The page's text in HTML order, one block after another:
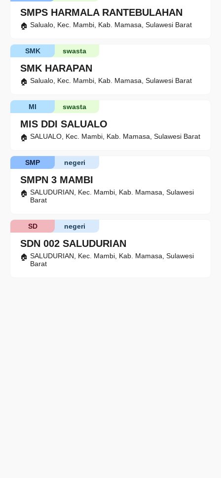
SMPS HARMALA RANTEBULAHAN
Salualo, Kec. Mambi, Kab. Mamasa, Sulawesi Barat
SMK HARAPAN
swasta
SMK
Salualo, Kec. Mambi, Kab. Mamasa, Sulawesi Barat
MIS DDI SALUALO
swasta
MI
SALUALO, Kec. Mambi, Kab. Mamasa, Sulawesi Barat
SMPN 3 MAMBI
negeri
SMP
SALUDURIAN, Kec. Mambi, Kab. Mamasa, Sulawesi
Barat
SDN 002 SALUDURIAN
negeri
SD
SALUDURIAN, Kec. Mambi, Kab. Mamasa, Sulawesi
Barat